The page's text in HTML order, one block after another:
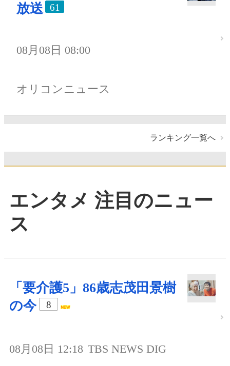
放送
61
08月08日 08:00
オリコンニュース
ランキング一覧へ
エンタメ 注目のニュー
ス
「要介護5」86歳志茂田景樹
の今
8
08月08日 12:18 TBS NEWS DIG